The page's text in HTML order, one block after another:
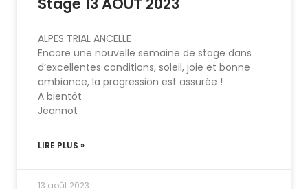
ALPES TRIAL ANCELLE
Encore une nouvelle semaine de stage dans
d’excellentes conditions, soleil, joie et bonne
ambiance, la progression est assurée !
A bientôt
Jeannot
LIRE PLUS »
13 août 2023